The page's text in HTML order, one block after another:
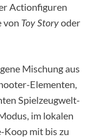
Actionfiguren
von Toy Storyoder
Mischung aus
Elementen,
Spielzeugwelt-
im lokalen
Koop mit bis zu